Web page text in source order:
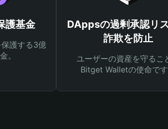
護基金
護する3億
。
DAppsの過剰承認リ
詐欺を防止
ユーザーの資産を守るこ
Bitget Walletの使命です